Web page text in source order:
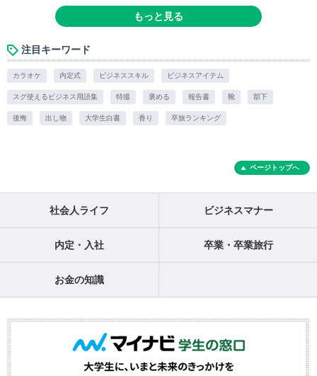
もっと見る
注目キーワード
カラオケ 内定式 ビジネススキル ビジネスアイテム
スグ使えるビジネス用語集 特撮 褒める 報告書 靴 部下
後悔 出し物 大学生白書 香り 卒旅ランキング
ページトップへ
社会人ライフ ビジネスマナー
内定・入社 卒業・卒業旅行
お金の知識